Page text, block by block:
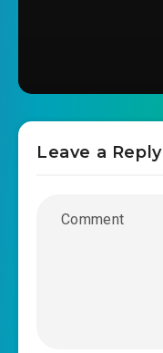
Leave a Reply